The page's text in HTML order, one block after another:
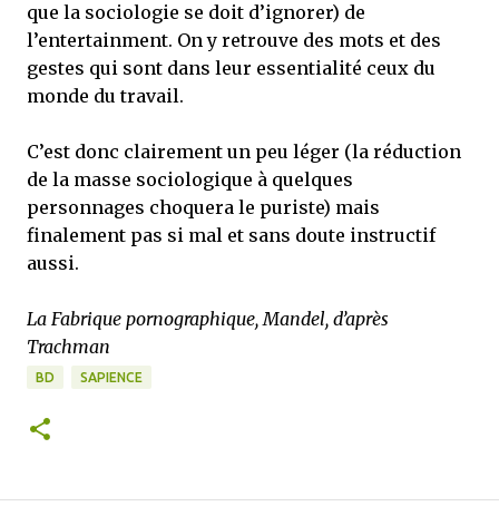
que la sociologie se doit d’ignorer) de
l’entertainment. On y retrouve des mots et des
gestes qui sont dans leur essentialité ceux du
monde du travail.
C’est donc clairement un peu léger (la réduction
de la masse sociologique à quelques
personnages choquera le puriste) mais
finalement pas si mal et sans doute instructif
aussi.
La Fabrique pornographique, Mandel, d’après
Trachman
BD SAPIENCE